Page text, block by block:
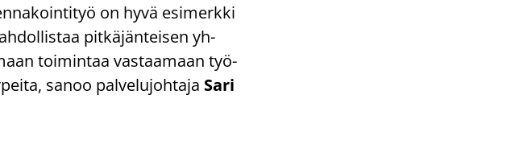
on hyvä esi­merk­ki
pit­kä­jän­tei­sen yh­
toi­min­taa vas­taa­maan työ­
sanoo pal­ve­lu­joh­ta­ja Sari